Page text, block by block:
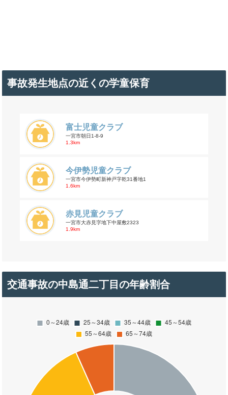
事故発生地点の近くの学童保育
富士児童クラブ
一宮市朝日1-8-9
1.3km
今伊勢児童クラブ
一宮市今伊勢町新神戸字乾31番地1
1.6km
赤見児童クラブ
一宮市大赤見字地下中屋敷2323
1.9km
交通事故の中島通二丁目の年齢割合